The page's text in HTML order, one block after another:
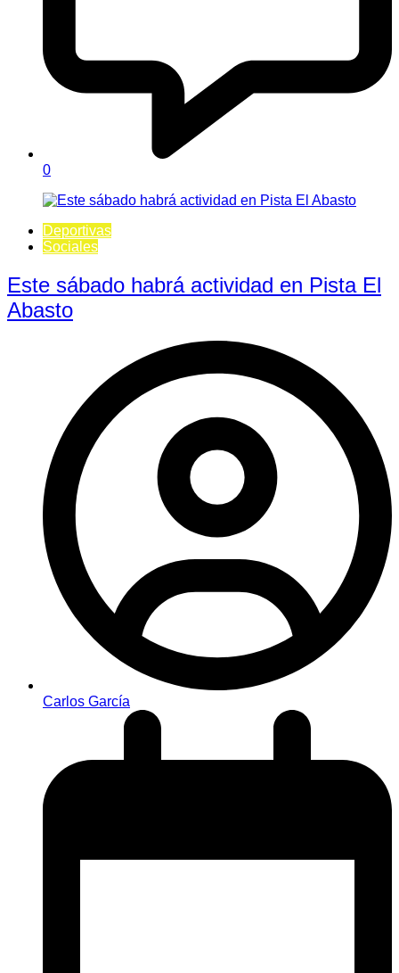
0
Deportivas
Sociales
Este sábado habrá actividad en Pista El
Abasto
Carlos García